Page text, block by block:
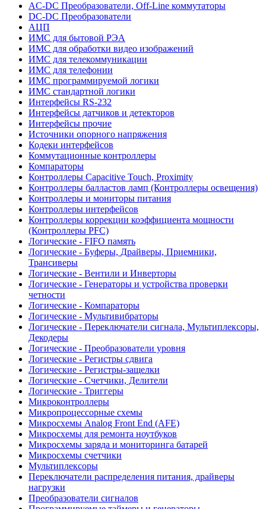
AC-DC Преобразователи, Off-Line коммутаторы
DC-DC Преобразователи
АЦП
ИМС для бытовой РЭА
ИМС для обработки видео изображений
ИМС для телекоммуникации
ИМС для телефонии
ИМС программируемой логики
ИМС стандартной логики
Интерфейсы RS-232
Интерфейсы датчиков и детекторов
Интерфейсы прочие
Источники опорного напряжения
Кодеки интерфейсов
Коммутационные контроллеры
Компараторы
Контроллеры Capacitive Touch, Proximity
Контроллеры балластов ламп (Контроллеры освещения)
Контроллеры и мониторы питания
Контроллеры интерфейсов
Контроллеры коррекции коэффициента мощности
(Контроллеры PFC)
Логические - FIFO память
Логические - Буферы, Драйверы, Приемники,
Трансиверы
Логические - Вентили и Инверторы
Логические - Генераторы и устройства проверки
четности
Логические - Компараторы
Логические - Мультивибраторы
Логические - Переключатели сигнала, Мультиплексоры,
Декодеры
Логические - Преобразователи уровня
Логические - Регистры сдвига
Логические - Регистры-защелки
Логические - Счетчики, Делители
Логические - Триггеры
Микроконтроллеры
Микропроцессорные схемы
Микросхемы Analog Front End (AFE)
Микросхемы для ремонта ноутбуков
Микросхемы заряда и мониторинга батарей
Микросхемы счетчики
Мультиплексоры
Переключатели распределения питания, драйверы
нагрузки
Преобразователи сигналов